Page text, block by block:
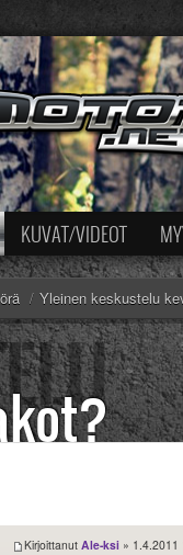
KUVAT/VIDEOT
/ Yleinen keskustelu
Kirjoittanut Ale-ksi» 1.4.2011